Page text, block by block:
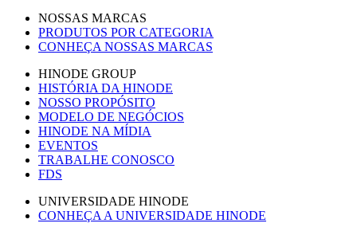
NOSSAS MARCAS
PRODUTOS POR CATEGORIA
CONHEÇA NOSSAS MARCAS
HINODE GROUP
HISTÓRIA DA HINODE
NOSSO PROPÓSITO
MODELO DE NEGÓCIOS
HINODE NA MÍDIA
EVENTOS
TRABALHE CONOSCO
FDS
UNIVERSIDADE HINODE
CONHEÇA A UNIVERSIDADE HINODE